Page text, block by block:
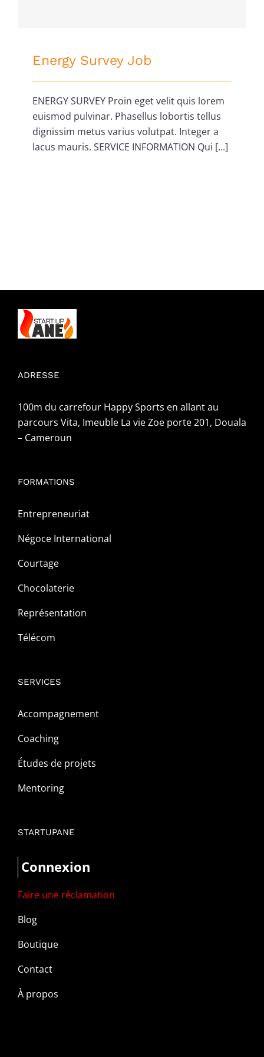
Energy Survey Job
ENERGY SURVEY Proin eget velit quis lorem
euismod pulvinar. Phasellus lobortis tellus
dignissim metus varius volutpat. Integer a
lacus mauris. SERVICE INFORMATION Qui [...]
ADRESSE
100m du carrefour Happy Sports en allant au
parcours Vita, Imeuble La vie Zoe porte 201, Douala
– Cameroun
FORMATIONS
Entrepreneuriat
Négoce International
Courtage
Chocolaterie
Représentation
Télécom
SERVICES
Accompagnement
Coaching
Études de projets
Mentoring
STARTUPANE
Connexion
Faire une réclamation
Blog
Boutique
Contact
À propos